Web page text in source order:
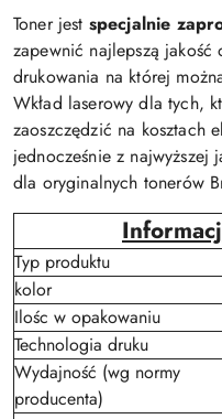
Toner jest specjalnie
zapewnić najlepszą jakość
drukowania na której
Wkład laserowy dla tych,
zaoszczędzić na kosztach
jednocześnie z najwyższej
dla oryginalnych tonerów
Typ produktu
kolor
Ilośc w opakowaniu
Technologia druku
Wydajność (wg normy
producenta)